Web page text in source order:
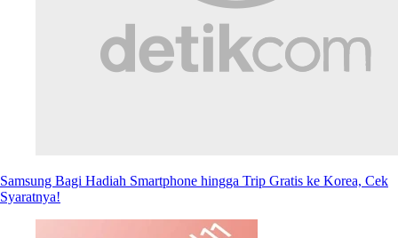
Samsung Bagi Hadiah Smartphone hingga Trip Gratis ke Korea, Cek
Syaratnya!